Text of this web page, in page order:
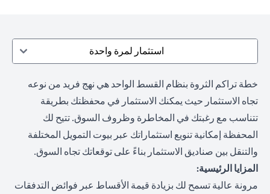
استثمار لمرة واحدة
خطة تراكم الثروة بنظام القسط الواحد هي نهج فريد من نوعه
تجاه الاستثمار حيث يمكنك الاستثمار في محفظتك بطريقة
تتناسب مع رغبتك في المخاطرة وظروف السوق. تتيح لك
المحفظة إمكانية تنويع استثماراتك عبر بيوت التمويل المختلفة
والتنقل بين صناديق الاستثمار بناءً على توقعاتك تجاه السوق.
المزايا الرئيسية:
مرونة عالية تسمح لك بزيادة قيمة الأقساط عبر فوائض التدفقات